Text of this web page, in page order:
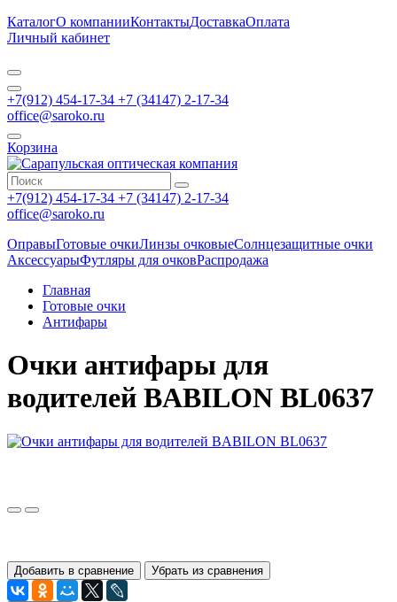
КаталогО компанииКонтактыДоставкаОплата
Личный кабинет
+7(912) 454-17-34 +7 (34147) 2-17-34
office@saroko.ru
Корзина
+7(912) 454-17-34 +7 (34147) 2-17-34
office@saroko.ru
ОправыГотовые очкиЛинзы очковыеСолнцезащитные очки
АксессуарыФутляры для очковРаспродажа
Главная
Готовые очки
Антифары
Очки антифары для
водителей BABILON BL0637
Добавить в сравнение Убрать из сравнения